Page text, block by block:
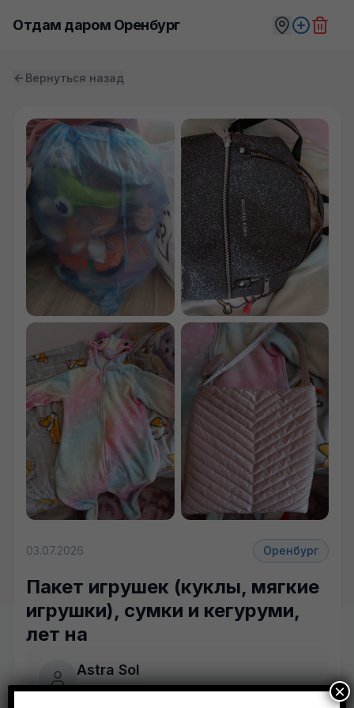
Отдам даром Оренбург
Вернуться назад
03.07.2026 Оренбург
Пакет игрушек (куклы, мягкие
игрушки), сумки и кегуруми,
лет на
Astra Sol
Оренбург ×